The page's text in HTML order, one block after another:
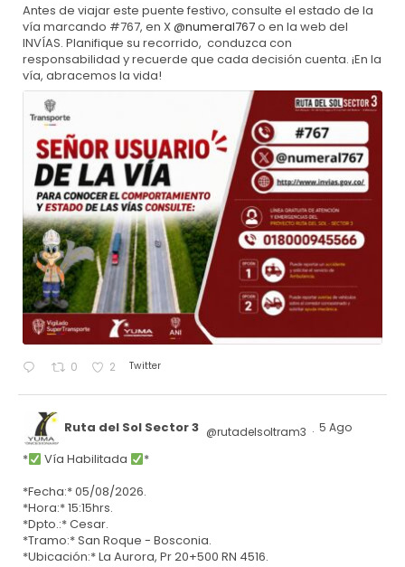
Antes de viajar este puente festivo, consulte el estado de la
vía marcando #767, en X@numeral767o en la web del
INVÍAS. Planifique su recorrido, conduzca con
responsabilidad y recuerde que cada decisión cuenta. ¡En la
vía, abracemos la vida!
0 2 Twitter
Ruta del Sol Sector 3 @rutadelsoltram3 · 5 Ago
* Vía Habilitada
*
*Fecha:* 05/08/2026.
*Hora:* 15:15hrs.
*Dpto.:* Cesar.
*Tramo:* San Roque - Bosconia.
*Ubicación:* La Aurora, Pr 20+500 RN 4516.